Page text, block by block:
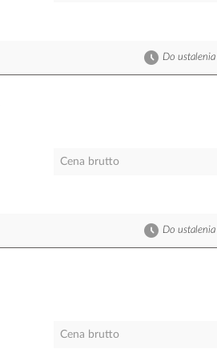
Do ustalenia
Cena brutto
Do ustalenia
Cena brutto